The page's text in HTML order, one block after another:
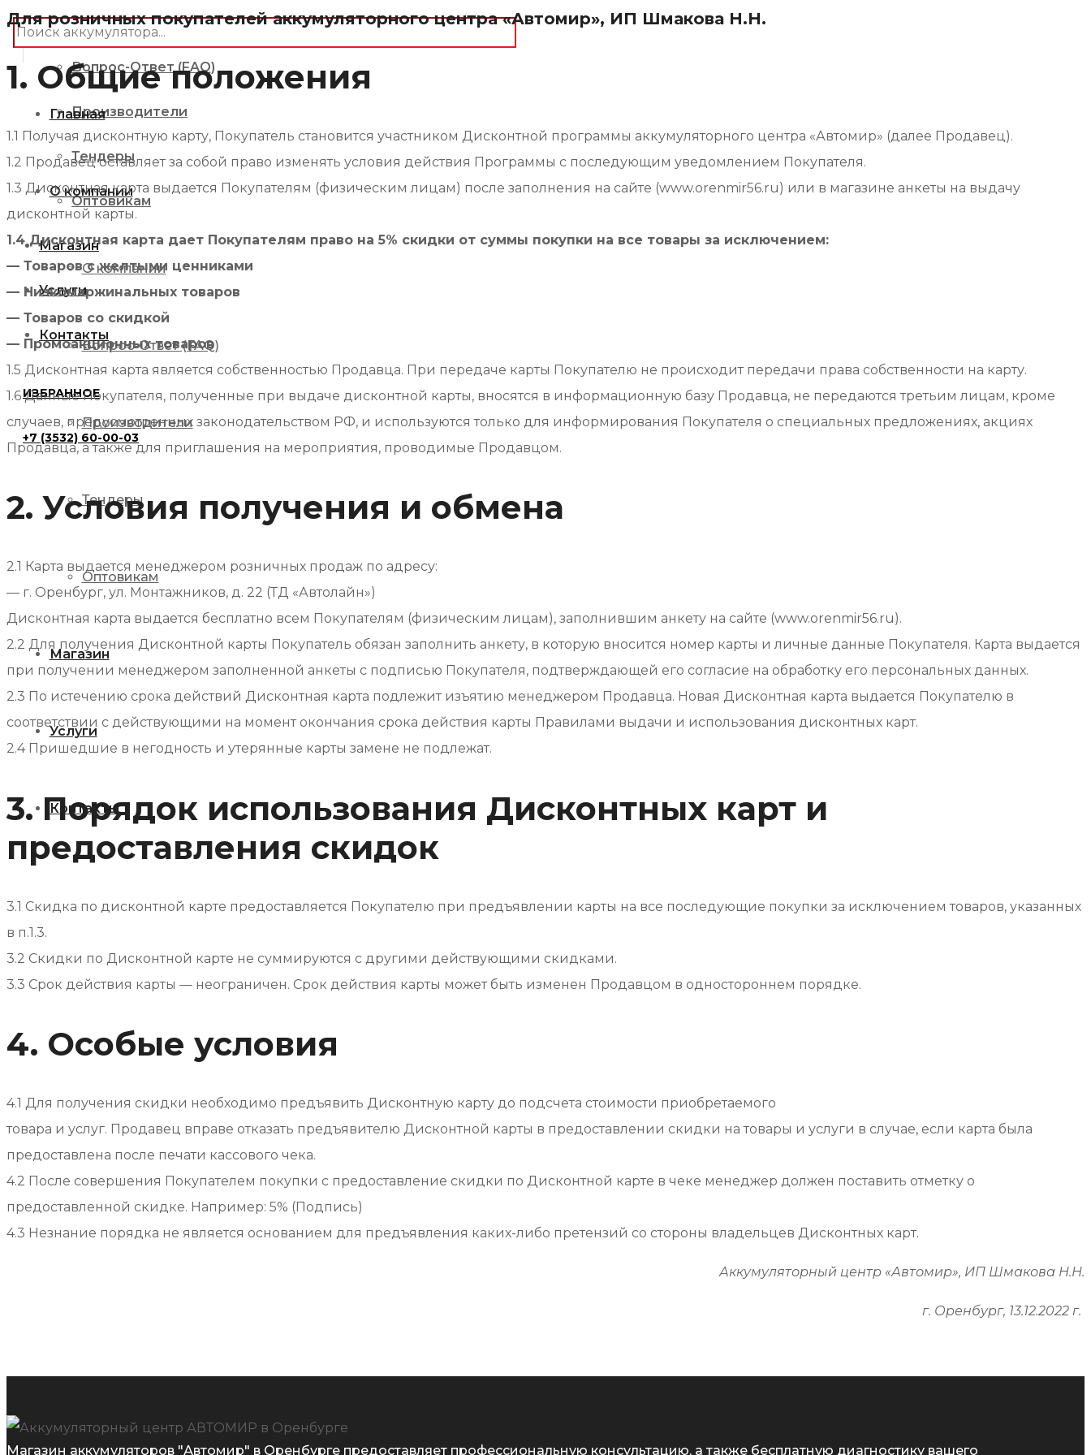
О компании
Вопрос-Ответ (FAQ)
Производители
Тендеры
Оптовикам
Магазин
Услуги
Контакты
ИЗБРАННОЕ
+7 (3532) 60-00-03
Главная
О компании
О компании
Вопрос-Ответ (FAQ)
Производители
Тендеры
Оптовикам
Магазин
Услуги
Контакты
товаров
Для розничных покупателей аккумуляторного центра «Автомир», ИП Шмакова Н.Н.
1. Общие положения
1.1 Получая дисконтную карту, Покупатель становится участником Дисконтной программы аккумуляторного центра «Автомир» (далее Продавец).
1.2 Продавец оставляет за собой право изменять условия действия Программы с последующим уведомлением Покупателя.
1.3 Дисконтная карта выдается Покупателям (физическим лицам) после заполнения на сайте (www.orenmir56.ru) или в магазине анкеты на выдачу
дисконтной карты.
1.4 Дисконтная карта дает Покупателям право на 5% скидки от суммы покупки на все товары за исключением:
— Товаров с желтыми ценниками
— Низкомаржинальных товаров
— Товаров со скидкой
— Промоакционных товаров
1.5 Дисконтная карта является собственностью Продавца. При передаче карты Покупателю не происходит передачи права собственности на карту.
1.6 Данные Покупателя, полученные при выдаче дисконтной карты, вносятся в информационную базу Продавца, не передаются третьим лицам, кроме
случаев, предусмотренных законодательством РФ, и используются только для информирования Покупателя о специальных предложениях, акциях
Продавца, а также для приглашения на мероприятия, проводимые Продавцом.
2. Условия получения и обмена
2.1 Карта выдается менеджером розничных продаж по адресу:
— г. Оренбург, ул. Монтажников, д. 22 (ТД «Автолайн»)
Дисконтная карта выдается бесплатно всем Покупателям (физическим лицам), заполнившим анкету на сайте (www.orenmir56.ru).
2.2 Для получения Дисконтной карты Покупатель обязан заполнить анкету, в которую вносится номер карты и личные данные Покупателя. Карта выдается
при получении менеджером заполненной анкеты с подписью Покупателя, подтверждающей его согласие на обработку его персональных данных.
2.3 По истечению срока действий Дисконтная карта подлежит изъятию менеджером Продавца. Новая Дисконтная карта выдается Покупателю в
соответствии с действующими на момент окончания срока действия карты Правилами выдачи и использования дисконтных карт.
2.4 Пришедшие в негодность и утерянные карты замене не подлежат.
3. Порядок использования Дисконтных карт и
предоставления скидок
3.1 Скидка по дисконтной карте предоставляется Покупателю при предъявлении карты на все последующие покупки за исключением товаров, указанных
в п.1.3.
3.2 Скидки по Дисконтной карте не суммируются с другими действующими скидками.
3.3 Срок действия карты — неограничен. Срок действия карты может быть изменен Продавцом в одностороннем порядке.
4. Особые условия
4.1 Для получения скидки необходимо предъявить Дисконтную карту до подсчета стоимости приобретаемого
товара и услуг. Продавец вправе отказать предъявителю Дисконтной карты в предоставлении скидки на товары и услуги в случае, если карта была
предоставлена после печати кассового чека.
4.2 После совершения Покупателем покупки с предоставление скидки по Дисконтной карте в чеке менеджер должен поставить отметку о
предоставленной скидке. Например: 5% (Подпись)
4.3 Незнание порядка не является основанием для предъявления каких-либо претензий со стороны владельцев Дисконтных карт.
Аккумуляторный центр «Автомир», ИП Шмакова Н.Н.
г. Оренбург, 13.12.2022 г.
Магазин аккумуляторов "Автомир" в Оренбурге предоставляет профессиональную консультацию, а также бесплатную диагностику вашего